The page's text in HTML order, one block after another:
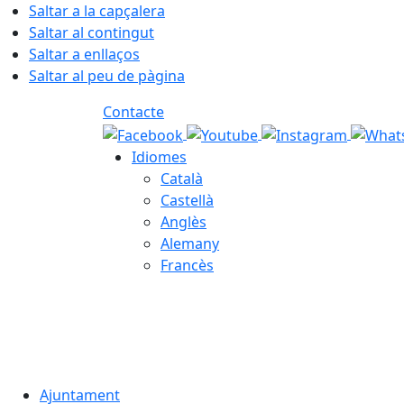
Saltar a la capçalera
Saltar al contingut
Saltar a enllaços
Saltar al peu de pàgina
Contacte
Idiomes
Català
Castellà
Anglès
Alemany
Francès
Ajuntament